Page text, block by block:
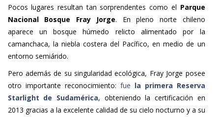
Pocos lugares resultan tan sorprendentes como el Parque
Nacional Bosque Fray Jorge. En pleno norte chileno
aparece un bosque húmedo relicto alimentado por la
camanchaca, la niebla costera del Pacífico, en medio de un
entorno semiárido.
Pero además de su singularidad ecológica, Fray Jorge posee
otro importante reconocimiento: fue la primera Reserva
Starlight de Sudamérica, obteniendo la certificación en
2013 gracias a la excelente calidad de su cielo nocturno y a su